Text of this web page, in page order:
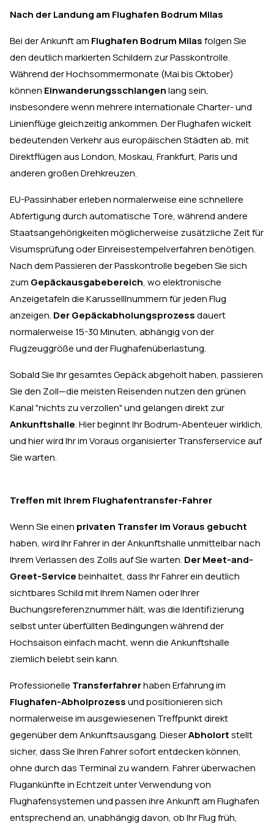
Nach der Landung am Flughafen Bodrum Milas
Bei der Ankunft am Flughafen Bodrum Milasfolgen Sie
den deutlich markierten Schildern zur Passkontrolle.
Während der Hochsommermonate (Mai bis Oktober)
können Einwanderungsschlangenlang sein,
insbesondere wenn mehrere internationale Charter- und
Linienflüge gleichzeitig ankommen. Der Flughafen wickelt
bedeutenden Verkehr aus europäischen Städten ab, mit
Direktflügen aus London, Moskau, Frankfurt, Paris und
anderen großen Drehkreuzen.
EU-Passinhaber erleben normalerweise eine schnellere
Abfertigung durch automatische Tore, während andere
Staatsangehörigkeiten möglicherweise zusätzliche Zeit für
Visumsprüfung oder Einreisestempelverfahren benötigen.
Nach dem Passieren der Passkontrolle begeben Sie sich
zum Gepäckausgabebereich, wo elektronische
Anzeigetafeln die Karusselllnummern für jeden Flug
anzeigen. Der Gepäckabholungsprozessdauert
normalerweise 15-30 Minuten, abhängig von der
Flugzeuggröße und der Flughafenüberlastung.
Sobald Sie Ihr gesamtes Gepäck abgeholt haben, passieren
Sie den Zoll—die meisten Reisenden nutzen den grünen
Kanal "nichts zu verzollen" und gelangen direkt zur
Ankunftshalle. Hier beginnt Ihr Bodrum-Abenteuer wirklich,
und hier wird Ihr im Voraus organisierter Transferservice auf
Sie warten.
Treffen mit Ihrem Flughafentransfer-Fahrer
Wenn Sie einen privaten Transfer im Voraus gebucht
haben, wird Ihr Fahrer in der Ankunftshalle unmittelbar nach
Ihrem Verlassen des Zolls auf Sie warten. Der Meet-and-
Greet-Servicebeinhaltet, dass Ihr Fahrer ein deutlich
sichtbares Schild mit Ihrem Namen oder Ihrer
Buchungsreferenznummer hält, was die Identifizierung
selbst unter überfüllten Bedingungen während der
Hochsaison einfach macht, wenn die Ankunftshalle
ziemlich belebt sein kann.
Professionelle Transferfahrerhaben Erfahrung im
Flughafen-Abholprozessund positionieren sich
normalerweise im ausgewiesenen Treffpunkt direkt
gegenüber dem Ankunftsausgang. DieserAbholortstellt
sicher, dass Sie Ihren Fahrer sofort entdecken können,
ohne durch das Terminal zu wandern. Fahrer überwachen
Flugankünfte in Echtzeit unter Verwendung von
Flughafensystemen und passen ihre Ankunft am Flughafen
entsprechend an, unabhängig davon, ob Ihr Flug früh,